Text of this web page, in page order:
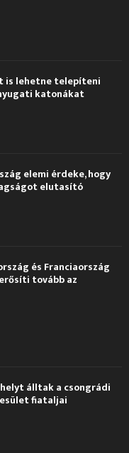
is lehetne telepíteni
katonákat
elemi érdeke, hogy
elutasító
és Franciaország
tovább az
álltak a csongrádi
fiataljai